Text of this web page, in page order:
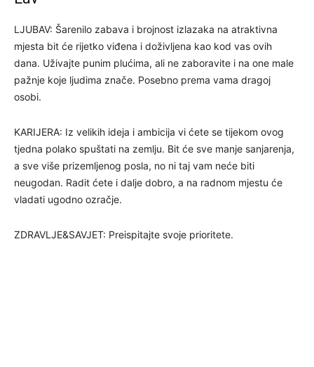
LJUBAV: Šarenilo zabava i brojnost izlazaka na atraktivna
mjesta bit će rijetko viđena i doživljena kao kod vas ovih
dana. Uživajte punim plućima, ali ne zaboravite i na one male
pažnje koje ljudima znače. Posebno prema vama dragoj
osobi.
KARIJERA: Iz velikih ideja i ambicija vi ćete se tijekom ovog
tjedna polako spuštati na zemlju. Bit će sve manje sanjarenja,
a sve više prizemljenog posla, no ni taj vam neće biti
neugodan. Radit ćete i dalje dobro, a na radnom mjestu će
vladati ugodno ozračje.
ZDRAVLJE&SAVJET: Preispitajte svoje prioritete.